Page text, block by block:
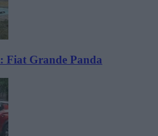
Fiat Grande Panda